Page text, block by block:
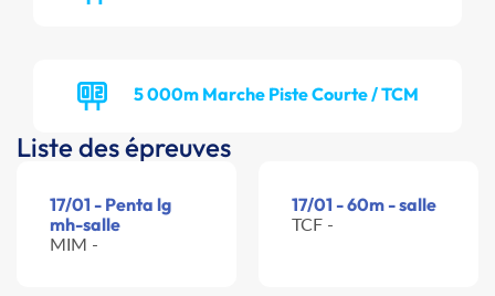
5 000m Marche Piste Courte / TCM
Liste des épreuves
17/01 - Penta lg
mh-salle
MIM -
17/01 - 60m - salle
TCF -